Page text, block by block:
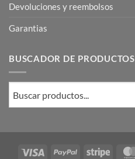
Devoluciones y reembolsos
Garantias
BUSCADOR DE PRODUCTOS
Visa PayPal Stripe